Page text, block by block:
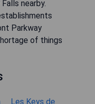
nearby.
Parkway
of things
Les Keys de